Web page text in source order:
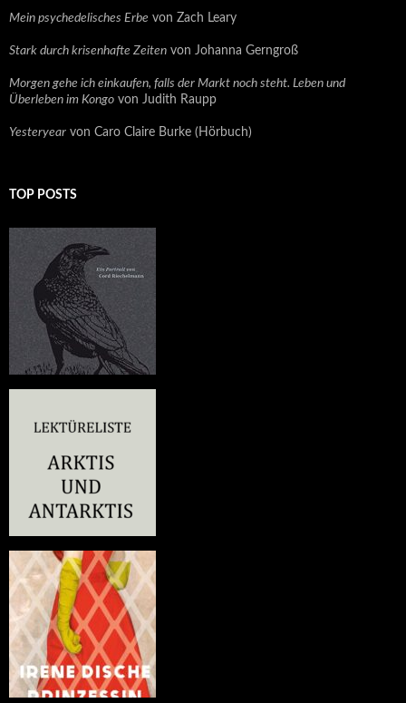
Mein psychedelisches Erbe von Zach Leary
Stark durch krisenhafte Zeiten von Johanna Gerngroß
Morgen gehe ich einkaufen, falls der Markt noch steht. Leben und
Überleben im Kongo von Judith Raupp
Yesteryear von Caro Claire Burke (Hörbuch)
TOP POSTS